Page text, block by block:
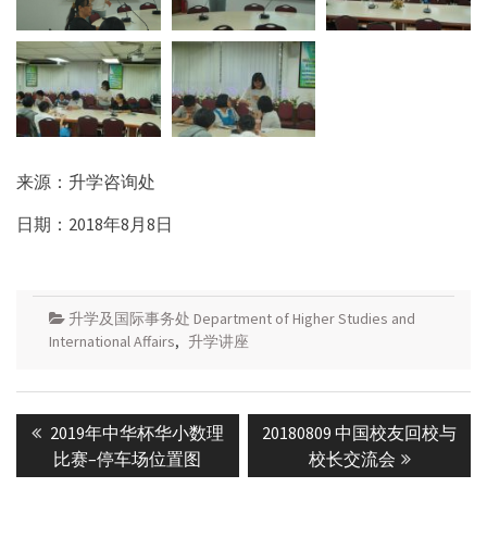
来源：升学咨询处
日期：2018年8月8日
升学及国际事务处 Department of Higher Studies and
International Affairs, 升学讲座
Post
navigation
Previous
post:
2019年中华杯华小数理
比赛–停车场位置图
Next
20180809 中国校友回校与
校长交流会